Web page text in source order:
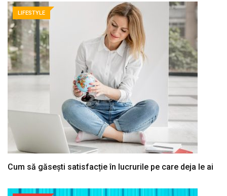
LIFESTYLE
Cum să găsești satisfacție în lucrurile pe care deja le ai